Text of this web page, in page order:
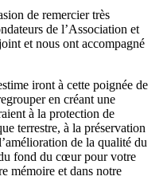
de remercier très
de l’Association et
et nous ont accompagné
iront à cette poignée de
en créant une
à la protection de
terrestre, à la préservation
de la qualité du
fond du cœur pour votre
mémoire et dans notre